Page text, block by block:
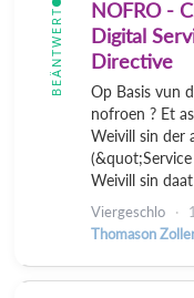
BEÄNTWERT
NOFRO -
Digital
Directive
Op Basis vun
nofroen ? Et
Weivill sin der
Weivill sin
Viergeschlo
Thomason